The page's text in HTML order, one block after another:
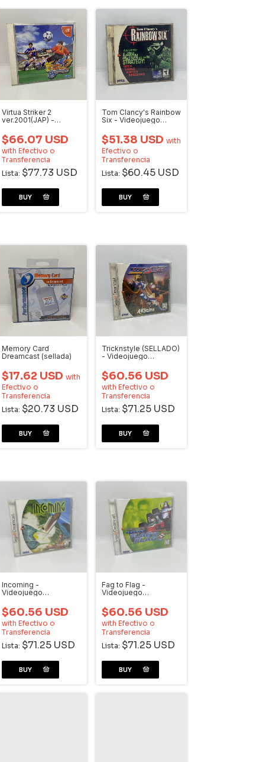
Virtua Striker 2
ver.2001(JAP) -
Dreamcast
$66.07 USD
with Efectivo o
Transferencia
Lista: $77.73 USD
Tom Clancy's Rainbow
Six - Videojuego
$51.38 USD with
Efectivo o
Transferencia
Lista: $60.45 USD
Memory Card
Dreamcast (sellada)
$17.62 USD with
Efectivo o
Transferencia
Lista: $20.73 USD
Tricknstyle (SELLADO)
- Videojuego
$60.56 USD
with Efectivo o
Transferencia
Lista: $71.25 USD
Incoming -
Videojuego
$60.56 USD
with Efectivo o
Transferencia
Lista: $71.25 USD
Fag to Flag -
Videojuego
$60.56 USD
with Efectivo o
Transferencia
Lista: $71.25 USD